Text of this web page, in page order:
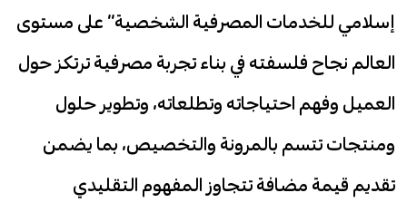
إسلامي للخدمات المصرفية الشخصية” على مستوى
العالم نجاح فلسفته في بناء تجربة مصرفية ترتكز حول
العميل وفهم احتياجاته وتطلعاته، وتطوير حلول
ومنتجات تتسم بالمرونة والتخصيص، بما يضمن
تقديم قيمة مضافة تتجاوز المفهوم التقليدي